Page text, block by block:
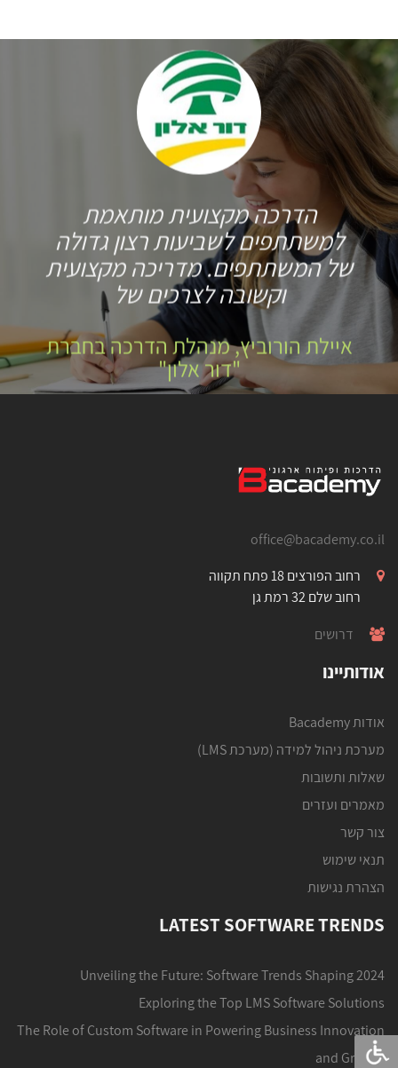
הדרכה מקצועית מותאמת
למשתתפים לשביעות רצון גדולה
של המשתתפים. מדריכה מקצועית
וקשובה לצרכים של
איילת הורוביץ, מנהלת הדרכה בחברת
"דור אלון"
office@bacademy.co.il
רחוב הפורצים 18 פתח תקווה
רחוב שלם 32 רמת גן
דרושים
אודותיינו
אודות Bacademy
מערכת ניהול למידה (מערכת LMS)
שאלות ותשובות
מאמרים ועזרים
צור קשר
תנאי שימוש
הצהרת נגישות
LATEST SOFTWARE TRENDS
Unveiling the Future: Software Trends Shaping 2024
Exploring the Top LMS Software Solutions
The Role of Custom Software in Powering Business Innovation
and Growth